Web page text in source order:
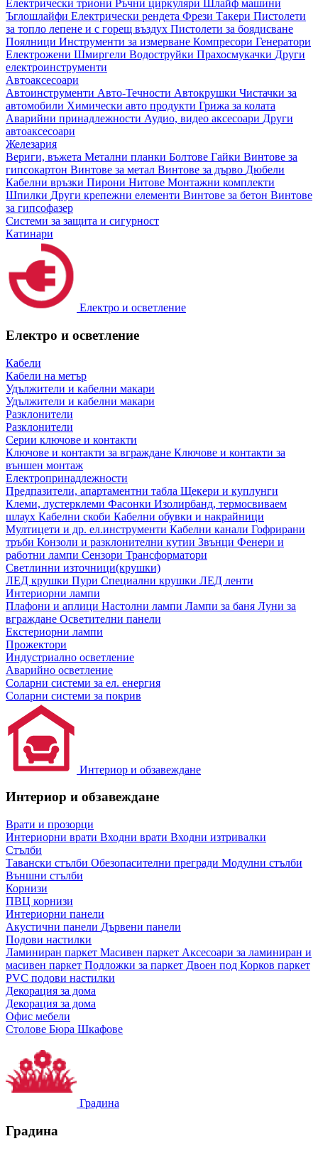
Електрически триони Ръчни циркуляри
Шлайф машини
Ъглошлайфи Електрически рендета Фрези Такери Пистолети
за топло лепене и с горещ въздух Пистолети за боядисване
Поялници Инструменти за измерване Компресори Генератори
Електрожени Шмиргели Водоструйки Прахосмукачки Други
електроинструменти
Автоаксесоари
Автоинструменти Авто-Течности Автокрушки Чистачки за
автомобили Химически авто продукти Грижа за колата
Аварийни принадлежности Аудио, видео аксесоари Други
автоаксесоари
Железария
Вериги, въжета Метални планки Болтове Гайки Винтове за
гипсокартон Винтове за метал Винтове за дърво Дюбели
Кабелни връзки Пирони Нитове Монтажни комплекти
Шпилки Други крепежни елементи Винтове за бетон Винтове
за гипсофазер
Системи за защита и сигурност
Катинари
Електро и осветление
Електро и осветление
Кабели
Кабели на метър
Удължители и кабелни макари
Удължители и кабелни макари
Разклонители
Разклонители
Серии ключове и контакти
Ключове и контакти за вграждане Ключове и контакти за
външен монтаж
Електропринадлежности
Предпазители, апартаментни табла Щекери и куплунги
Клеми, лустерклеми Фасонки Изолирбанд, термосвиваем
шлаух Кабелни скоби Кабелни обувки и накрайници
Мултицети и др. ел.инструменти Кабелни канали Гофрирани
тръби Конзоли и разклонителни кутии Звънци Фенери и
работни лампи Сензори Трансформатори
Светлинни източници(крушки)
ЛЕД крушки Пури Специални крушки ЛЕД ленти
Интериорни лампи
Плафони и аплици Настолни лампи Лампи за баня Луни за
вграждане Осветителни панели
Екстериорни лампи
Прожектори
Индустриално осветление
Аварийно осветление
Соларни системи за ел. енергия
Соларни системи за покрив
Интериор и обзавеждане
Интериор и обзавеждане
Врати и прозорци
Интериорни врати Входни врати Входни изтривалки
Стълби
Тавански стълби Обезопасителни прегради Модулни стълби
Външни стълби
Корнизи
ПВЦ корнизи
Интериорни панели
Акустични панели Дървени панели
Подови настилки
Ламиниран паркет Масивен паркет Аксесоари за ламиниран и
масивен паркет Подложки за паркет Двоен под Корков паркет
PVC подови настилки
Декорация за дома
Декорация за дома
Офис мебели
Столове Бюра Шкафове
Градина
Градина